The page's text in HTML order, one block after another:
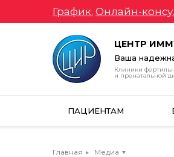
График. Онлайн-
ЦЕНТР
Ваша
Клиники
и пренатальной
ПАЦИЕНТАМ
Главная Медиа